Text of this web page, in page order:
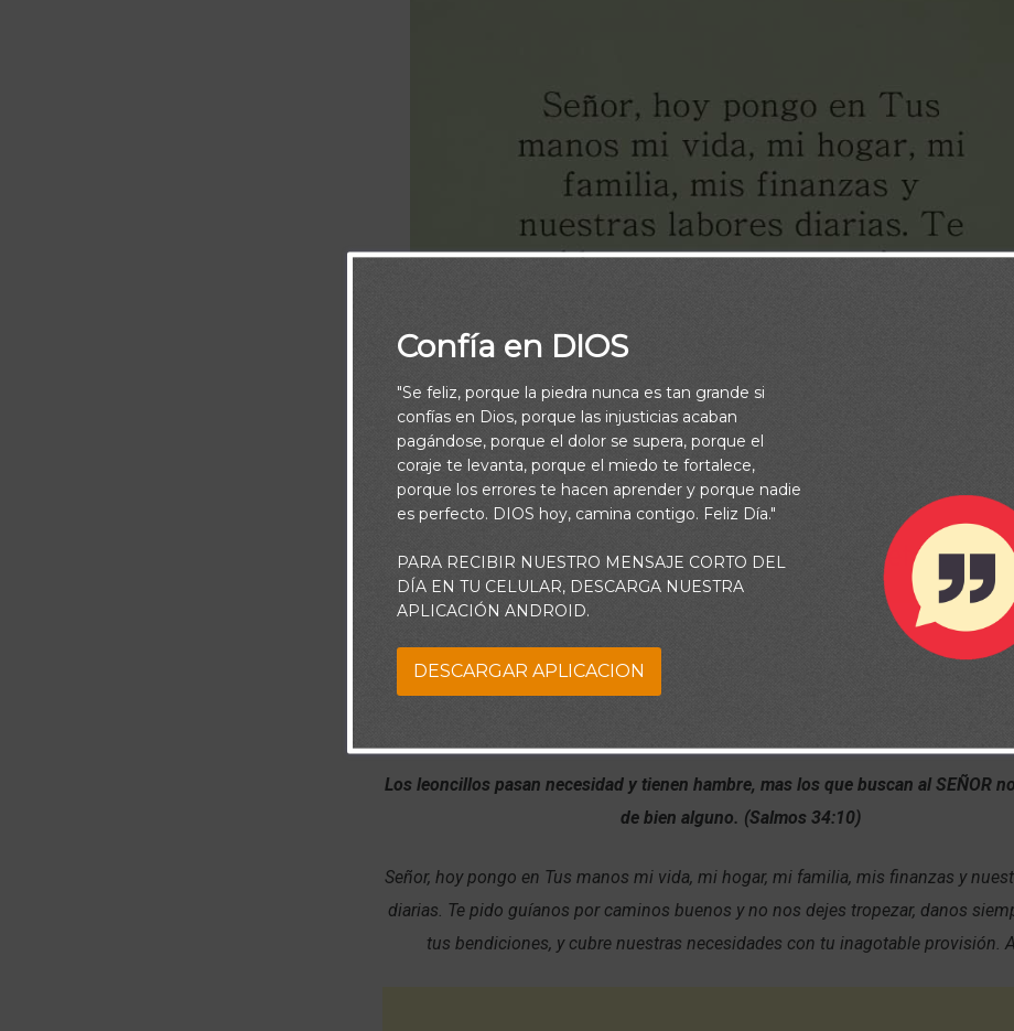
Los leoncillos pasan necesidad y tienen hambre, mas los que buscan al SEÑOR
de bien alguno. (Salmos 34:10)
Señor, hoy pongo en Tus manos mi vida, mi hogar, mi familia, mis finanzas y
diarias. Te pido guíanos por caminos buenos y no nos dejes tropezar, danos
tus bendiciones, y cubre nuestras necesidades con tu inagotable provisión.
Confía en DIOS
"Se feliz, porque la piedra nunca es tan grande si
confías en Dios, porque las injusticias acaban
pagándose, porque el dolor se supera, porque el
coraje te levanta, porque el miedo te fortalece,
porque los errores te hacen aprender y porque nadie
es perfecto. DIOS hoy, camina contigo. Feliz Día."
PARA RECIBIR NUESTRO MENSAJE CORTO DEL
DÍA EN TU CELULAR, DESCARGA NUESTRA
APLICACIÓN ANDROID.
DESCARGAR APLICACION